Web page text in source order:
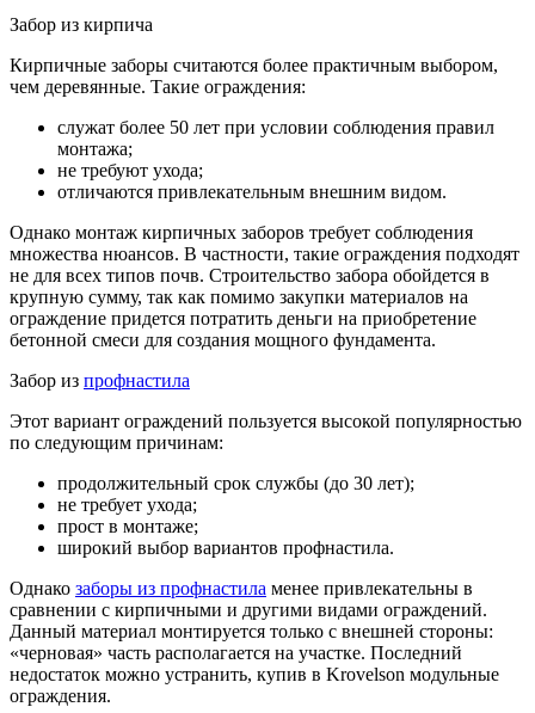
Забор из кирпича
Кирпичные заборы считаются более практичным выбором,
чем деревянные. Такие ограждения:
служат более 50 лет при условии соблюдения правил
монтажа;
не требуют ухода;
отличаются привлекательным внешним видом.
Однако монтаж кирпичных заборов требует соблюдения
множества нюансов. В частности, такие ограждения подходят
не для всех типов почв. Строительство забора обойдется в
крупную сумму, так как помимо закупки материалов на
ограждение придется потратить деньги на приобретение
бетонной смеси для создания мощного фундамента.
Забор из профнастила
Этот вариант ограждений пользуется высокой популярностью
по следующим причинам:
продолжительный срок службы (до 30 лет);
не требует ухода;
прост в монтаже;
широкий выбор вариантов профнастила.
Однако заборы из профнастила менее привлекательны в
сравнении с кирпичными и другими видами ограждений.
Данный материал монтируется только с внешней стороны:
«черновая» часть располагается на участке. Последний
недостаток можно устранить, купив в Krovelson модульные
ограждения.